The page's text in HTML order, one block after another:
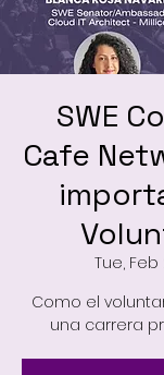
SWE
Cafe
Tue, Feb
Como el
una carrera